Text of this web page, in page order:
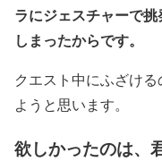
ラにジェスチャーで
しまったからです。
クエスト中にふざけ
ようと思います。
欲しかったのは、